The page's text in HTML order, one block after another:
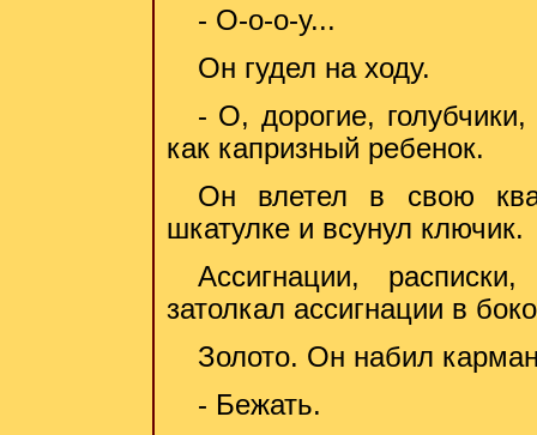
- О-о-о-у...
Он гудел на ходу.
- О, дорогие,
как капризный ребенок.
Он влетел в свою
шкатулке и всунул ключик.
Ассигнации,
затолкал ассигнации в
Золото. Он набил
- Бежать.